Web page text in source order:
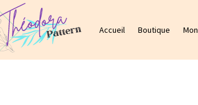
Accueil Boutique